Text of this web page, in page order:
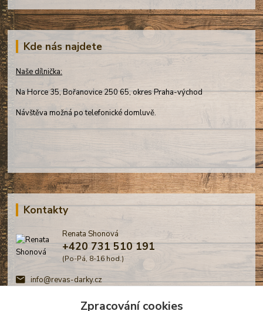
Kde nás najdete
Naše dílnička:
Na Horce 35, Bořanovice 250 65, okres Praha-východ
Návštěva možná po telefonické domluvě.
Kontakty
Renata Shonová
+420 731 510 191
(Po-Pá, 8-16 hod.)
info@revas-darky.cz
Zpracování cookies